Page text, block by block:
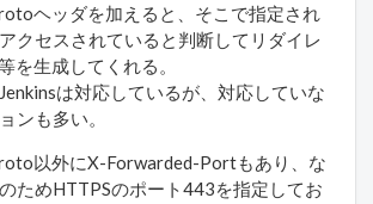
ヘッダを加えると、そこで指定され
クセスされていると判断してリダイレ
を生成してくれる。
は対応しているが、対応していな
ンも多い。
以外にX-Forwarded-Portもあり、な
ためHTTPSのポート443を指定してお